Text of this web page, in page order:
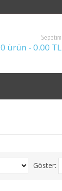
Sepetim
0 ürün - 0.00 TL
Göster: